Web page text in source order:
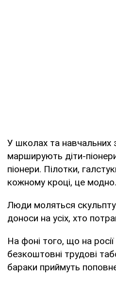
У школах та навчальних
марширують діти-
піонери. Пілотки,
кожному кроці, це модно.
Люди моляться
доноси на усіх, хто
На фоні того, що на
безкоштовні трудові
бараки приймуть